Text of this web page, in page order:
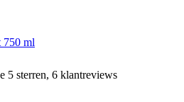
750 ml
5 sterren, 6 klantreviews